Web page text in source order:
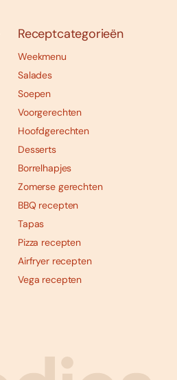
Abonneren
Receptcategorieën
Weekmenu
Salades
Soepen
Voorgerechten
Hoofdgerechten
Desserts
Borrelhapjes
Zomerse gerechten
BBQ recepten
Tapas
Pizza recepten
Airfryer recepten
Vega recepten